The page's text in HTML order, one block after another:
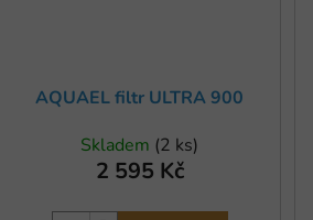
AQUAEL filtr ULTRA 900
Skladem (2 ks)
2 595 Kč